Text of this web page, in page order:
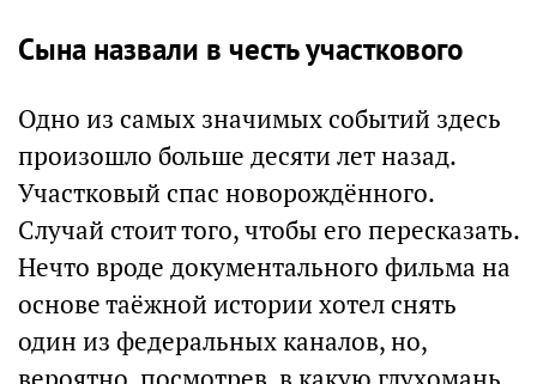
Сына назвали в честь участкового
Одно из самых значимых событий здесь
произошло больше десяти лет назад.
Участковый спас новорождённого.
Случай стоит того, чтобы его пересказать.
Нечто вроде документального фильма на
основе таёжной истории хотел снять
один из федеральных каналов, но,